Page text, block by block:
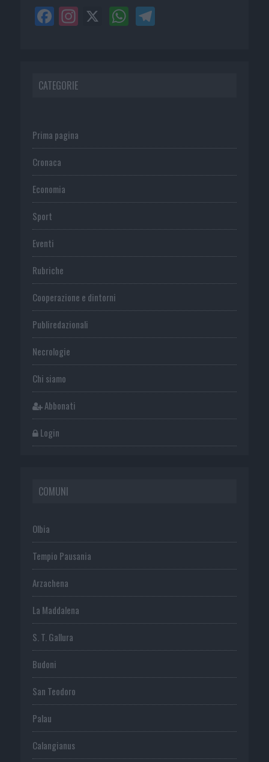
CATEGORIE
Prima pagina
Cronaca
Economia
Sport
Eventi
Rubriche
Cooperazione e dintorni
Publiredazionali
Necrologie
Chi siamo
Abbonati
Login
COMUNI
Olbia
Tempio Pausania
Arzachena
La Maddalena
S. T. Gallura
Budoni
San Teodoro
Palau
Calangianus